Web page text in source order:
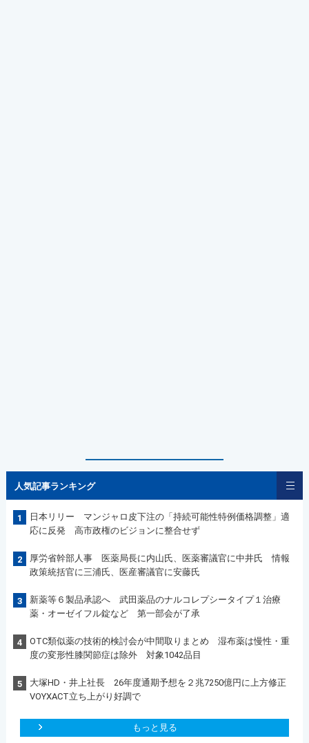
人気記事ランキング
1
日本リリー マンジャロ皮下注の「持続可能性特例価格調整」適
応に反発 高市政権のビジョンに整合せず
2
厚労省幹部人事 医薬局長に内山氏、医薬審議官に中井氏 情報
政策統括官に三浦氏、医産審議官に安藤氏
3
新薬等６製品承認へ 武田薬品のナルコレプシータイプ１治療
薬・オーゼイフル錠など 第一部会が了承
4
OTC類似薬の技術的検討会が中間取りまとめ 湿布薬は慢性・重
度の変形性膝関節症は除外 対象1042品目
5
大塚HD・井上社長 26年度通期予想を２兆7250億円に上方修正
VOYXACT立ち上がり好調で
もっと見る